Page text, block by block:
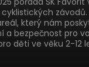
který nám
a bezpečnost pro
děti ve věku 2-12